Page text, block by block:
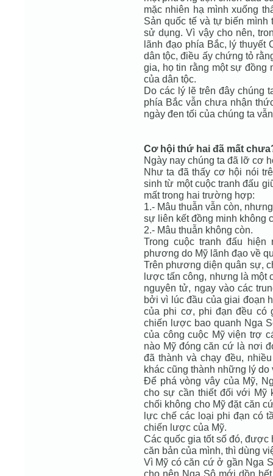
mặc nhiên hạ mình xuống
Sản quốc tế và tự biến
sử dụng. Vì vậy cho nên,
lãnh đạo phía Bắc, lý thuyết
dân tộc, điều ấy chứng tỏ
gia, họ tin rằng một sự đồng
của dân tộc.
Do các lý lẽ trên đây chúng
phía Bắc vẫn chưa nhận
ngày đen tối của chúng ta
Cơ hội thứ hai đã mất
Ngày nay chúng ta đã lỡ cơ
Như ta đã thấy cơ hội nói
sinh từ một cuộc tranh đấu
mất trong hai trường hợp:
1.- Mâu thuẫn vẫn còn,
sự liên kết đồng minh không
2.- Mâu thuẫn không còn.
Trong cuộc tranh đấu
phương do Mỹ lãnh đạo về
Trên phương diện quân sự,
lược tấn công, nhưng là một
nguyên tử, ngay vào các
bởi vì lúc đầu của giai đoạn
của phi cơ, phi đạn đều có
chiến lược bao quanh Nga
của công cuộc Mỹ viện trợ
nào Mỹ đóng căn cứ là nơi
đã thành và chạy đều,
khác cũng thành những lý do
Để phá vòng vây của Mỹ,
cho sự cần thiết đối với Mỹ
chối không cho Mỹ đặt căn
lực chế các loại phi đạn có
chiến lược của Mỹ.
Các quốc gia tốt số đó,
căn bản của mình, thì dùng
Vì Mỹ có căn cứ ở gần Nga
cho nên Nga Sô mới dồn